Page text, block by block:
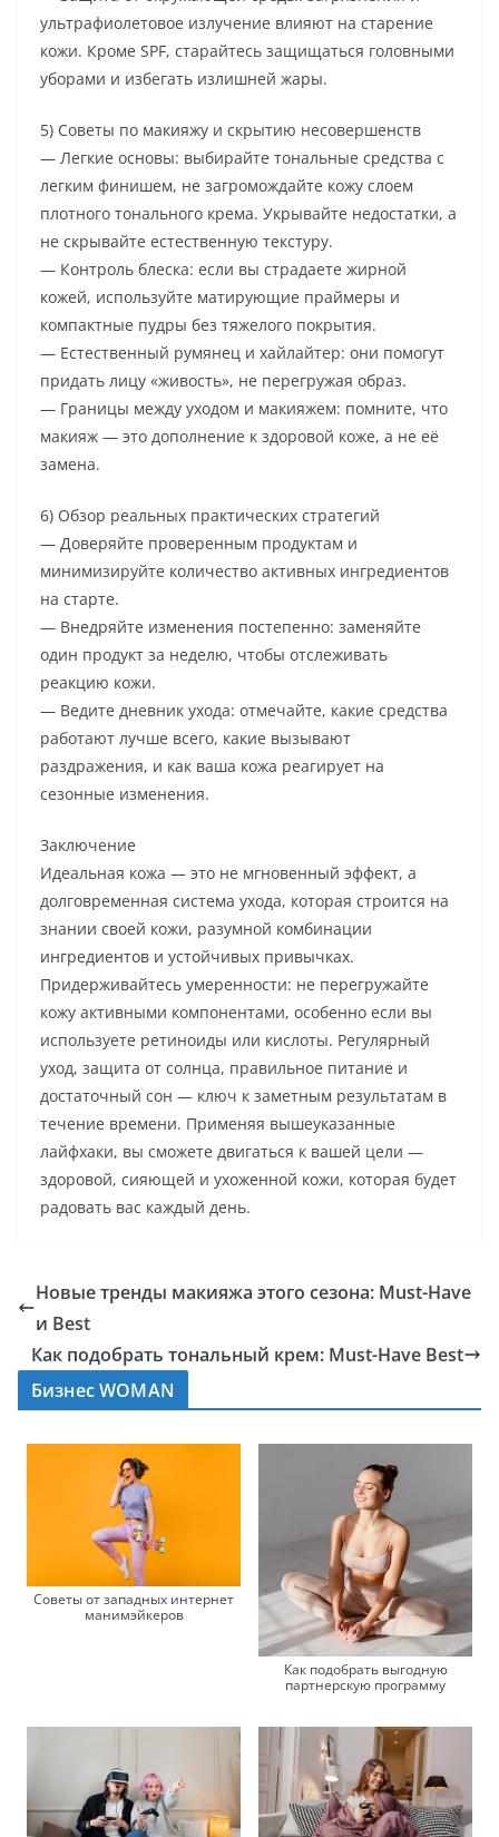
ультрафиолетовое излучение влияют на старение
кожи. Кроме SPF, старайтесь защищаться головными
уборами и избегать излишней жары.
5) Советы по макияжу и скрытию несовершенств
— Легкие основы: выбирайте тональные средства с
легким финишем, не загромождайте кожу слоем
плотного тонального крема. Укрывайте недостатки, а
не скрывайте естественную текстуру.
— Контроль блеска: если вы страдаете жирной
кожей, используйте матирующие праймеры и
компактные пудры без тяжелого покрытия.
— Естественный румянец и хайлайтер: они помогут
придать лицу «живость», не перегружая образ.
— Границы между уходом и макияжем: помните, что
макияж — это дополнение к здоровой коже, а не её
замена.
6) Обзор реальных практических стратегий
— Доверяйте проверенным продуктам и
минимизируйте количество активных ингредиентов
на старте.
— Внедряйте изменения постепенно: заменяйте
один продукт за неделю, чтобы отслеживать
реакцию кожи.
— Ведите дневник ухода: отмечайте, какие средства
работают лучше всего, какие вызывают
раздражения, и как ваша кожа реагирует на
сезонные изменения.
Заключение
Идеальная кожа — это не мгновенный эффект, а
долговременная система ухода, которая строится на
знании своей кожи, разумной комбинации
ингредиентов и устойчивых привычках.
Придерживайтесь умеренности: не перегружайте
кожу активными компонентами, особенно если вы
используете ретиноиды или кислоты. Регулярный
уход, защита от солнца, правильное питание и
достаточный сон — ключ к заметным результатам в
течение времени. Применяя вышеуказанные
лайфхаки, вы сможете двигаться к вашей цели —
здоровой, сияющей и ухоженной кожи, которая будет
радовать вас каждый день.
Новые тренды макияжа этого сезона: Must-Have
и Best
Как подобрать тональный крем: Must-Have Best
Бизнес WOMAN
Советы от западных интернет
манимэйкеров
Как подобрать выгодную
партнерскую программу